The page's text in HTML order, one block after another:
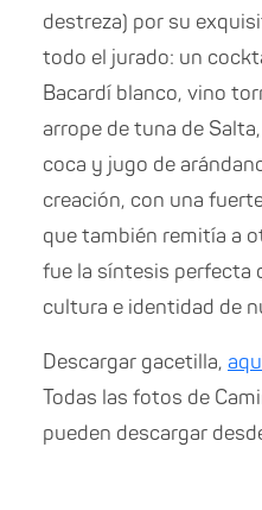
destreza) por su
todo el jurado: un
Bacardí blanco, vino
arrope de tuna de
coca y jugo de
creación, con una
que también remitía a
fue la síntesis perfecta
cultura e identidad de
Descargar gacetilla,
Todas las fotos de
pueden descargar